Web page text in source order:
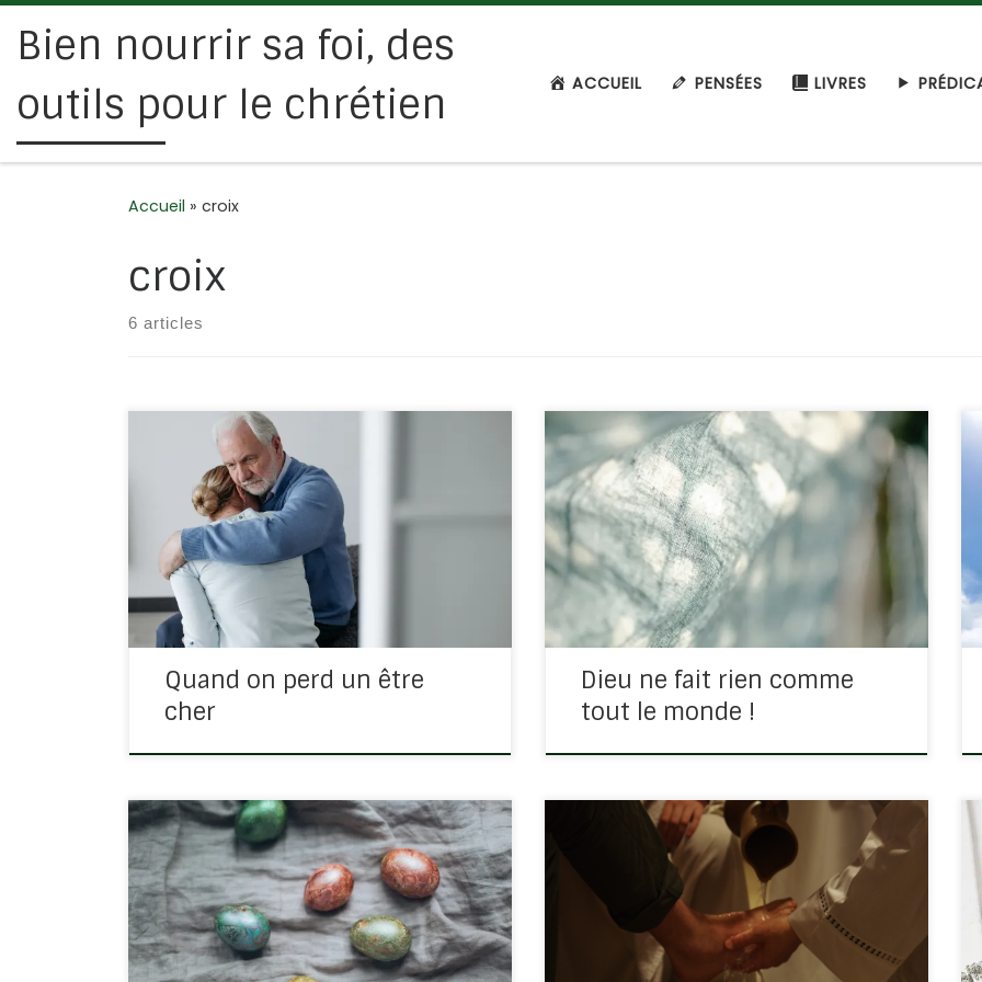
Passer au contenu
Bien nourrir sa foi, des
outils pour le chrétien
ACCUEIL PENSÉES LIVRES
Accueil » croix
croix
6 articles
Jean 14/1-4 Que votre coeur ne se trouble
point. Croyez en Dieu, et croyez en moi. Il y a
plusieurs demeures dans la maison de mon
Père. Si cela n’était pas, je vous l’aurais dit. Je
vais […]
Quand on perd un être
cher
Si vous êtes cruciverbistes, c’est-à-dire que
vous faire les mots croisés ou les mots
fléchés, vous pourrez avoir cette phrase pour
inscrire le mot « original ». Dieu est un
original ! C’est ce que nous lisons dans… Lire
Esaïe […]
Dieu ne fait rien comme
tout le monde !
Comme chaque année, cet évènement fait
l’objet de la joie des enfants cherchant dans
les jardins et parcs les nombreux trésors en
chocolat cachés par les plus grands… Mais en
réfléchissant, que symbolise Pâque ? Le
savez-vous […]
Lire Jean 13/1-17 Nous sommes avant la
crucifixion, l’objectif du ministère de Jésus,
l’objet de sa venue sur terre. Plus il avance
vers la croix, plus il s’abaisse. Il descend avec
ses parents car il leur est […]